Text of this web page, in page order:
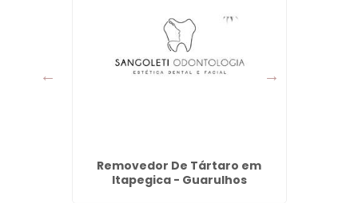
Removedor De Tártaro em
Itapegica - Guarulhos